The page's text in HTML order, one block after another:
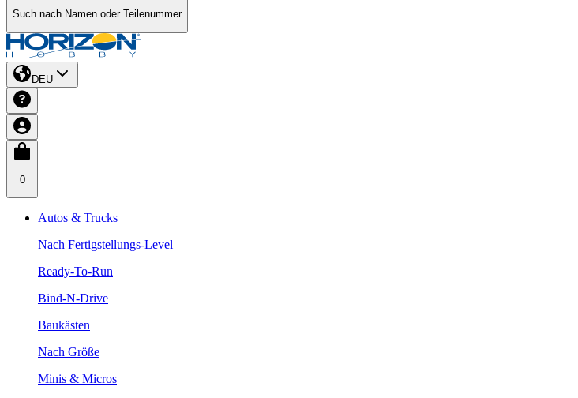
Such nach Namen oder Teilenummer
DEU
0
Autos & Trucks
Nach Fertigstellungs-Level
Ready-To-Run
Bind-N-Drive
Baukästen
Nach Größe
Minis & Micros